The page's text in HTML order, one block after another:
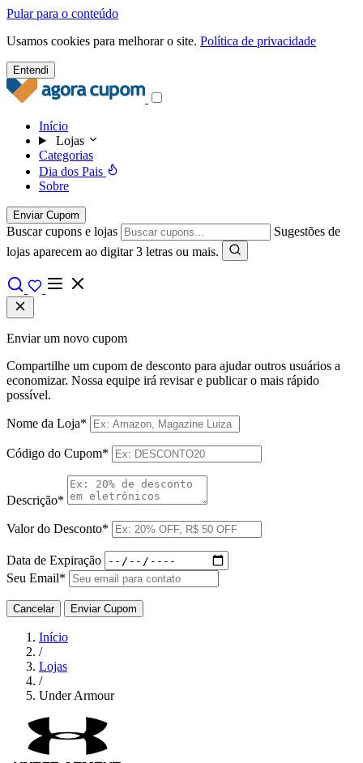
Pular para o conteúdo
Usamos cookies para melhorar o site. Política de privacidade
Entendi
Início
Lojas
Categorias
Dia dos Pais
Sobre
Enviar Cupom
Buscar cupons e lojas
Sugestões de
lojas aparecem ao digitar 3 letras ou mais.
Enviar um novo cupom
Compartilhe um cupom de desconto para ajudar outros usuários a
economizar. Nossa equipe irá revisar e publicar o mais rápido
possível.
Nome da Loja*
Código do Cupom*
Descrição*
Valor do Desconto*
Data de Expiração
Seu Email*
Cancelar Enviar Cupom
Início
/
Lojas
/
Under Armour